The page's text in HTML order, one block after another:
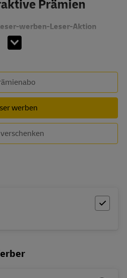
Prämien
werben-Leser-Aktion
werben